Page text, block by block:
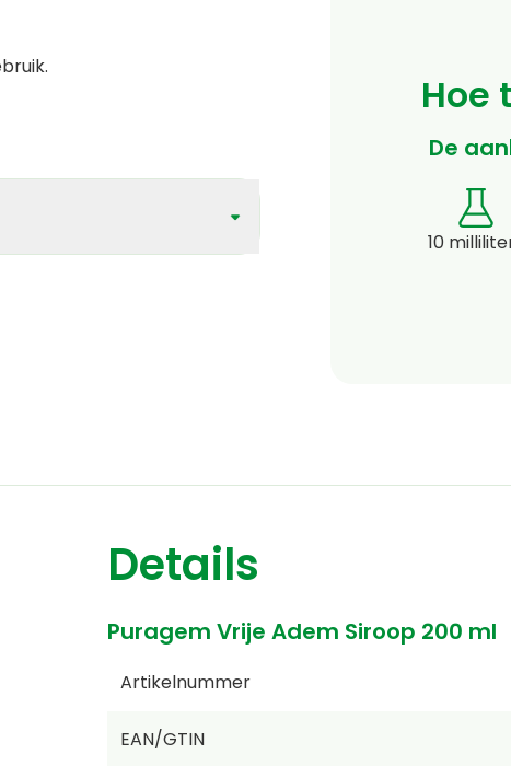
Hoe
De
10
Details
Puragem Vrije Adem Siroop 200 ml
Artikelnummer
EAN/GTIN